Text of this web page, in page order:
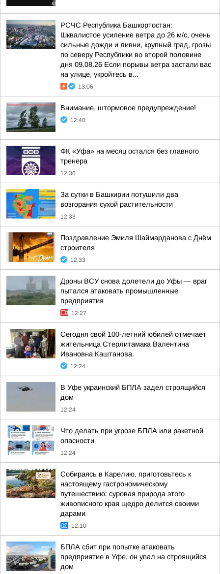
РСЧС Республика Башкортостан:
Шквалистое усиление ветра до 26 м/с, очень
сильные дожди и ливни, крупный град, грозы
по северу Республики во второй половине
дня 09.08.26 Если порывы ветра застали вас
на улице, укройтесь в...
13:06
Внимание, штормовое предупреждение!
12:40
ФК «Уфа» на месяц остался без главного
тренера
12:36
За сутки в Башкирии потушили два
возгорания сухой растительности
12:33
Поздравление Эмиля Шаймарданова с Днём
строителя
12:33
Дроны ВСУ снова долетели до Уфы — враг
пытался атаковать промышленные
предприятия
12:27
Сегодня свой 100-летний юбилей отмечает
жительница Стерлитамака Валентина
Ивановна Каштанова.
12:24
В Уфе украинский БПЛА задел строящийся
дом
12:24
Что делать при угрозе БПЛА или ракетной
опасности
12:24
Собираясь в Карелию, приготовьтесь к
настоящему гастрономическому
путешествию: суровая природа этого
живописного края щедро делится своими
дарами
12:10
БПЛА сбит при попытке атаковать
предприятие в Уфе, он упал на строящийся
дом